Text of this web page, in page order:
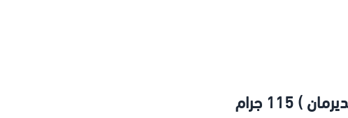
) 115 جرام